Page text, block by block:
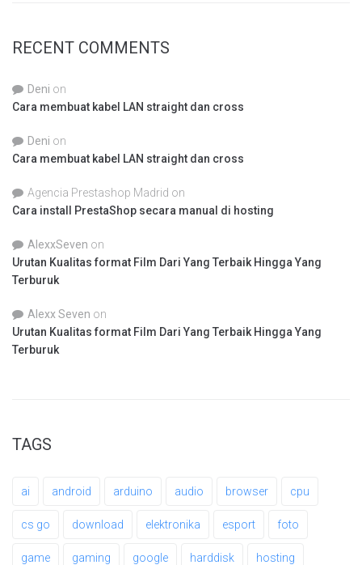
RECENT COMMENTS
Deni on
Cara membuat kabel LAN straight dan cross
Deni on
Cara membuat kabel LAN straight dan cross
Agencia Prestashop Madrid on
Cara install PrestaShop secara manual di hosting
AlexxSeven on
Urutan Kualitas format Film Dari Yang Terbaik Hingga Yang
Terburuk
Alexx Seven on
Urutan Kualitas format Film Dari Yang Terbaik Hingga Yang
Terburuk
TAGS
ai android arduino audio browser cpu
cs go download elektronika esport foto
game gaming google harddisk hosting